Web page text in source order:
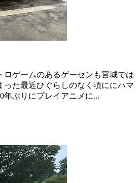
ロゲームのあるゲーセンも宮城では
った最近ひぐらしのなく頃ににハマ
年ぶりにプレイアニメに...